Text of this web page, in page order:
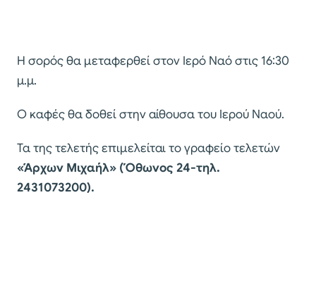
Η σορός θα μεταφερθεί στον Ιερό Ναό στις 16:30
μ.μ.
Ο καφές θα δοθεί στην αίθουσα του Ιερού Ναού.
Τα της τελετής επιμελείται το γραφείο τελετών
«Άρχων Μιχαήλ» (Όθωνος 24-τηλ.
2431073200).